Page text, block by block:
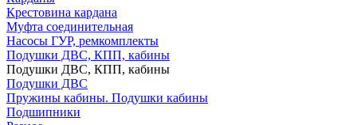
Крестовина кардана
Муфта соединительная
Насосы ГУР, ремкомплекты
Подушки ДВС, КПП, кабины
Подушки ДВС, КПП, кабины
Подушки ДВС
Пружины кабины. Подушки кабины
Подшипники